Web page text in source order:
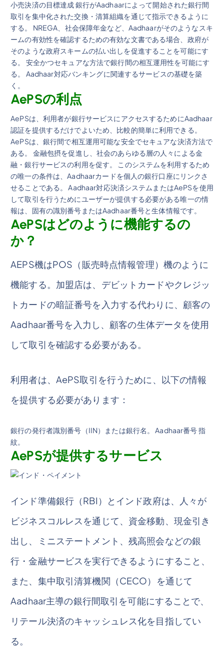
小売決済の目標達成 銀行がAadhaarによって開始された銀行間
取引を集中化された交換・清算組織を通じて指示できるように
する。 NREGA、社会保障年金など、Aadhaarがそのようなスキ
ームの有効性を確認するための有効な文書である場合、政府が
そのような政府スキームの払い出しを促進することを可能にす
る。 安全かつセキュアな方法で銀行間の相互運用性を可能にす
る。 Aadhaar対応バンキングに関連するサービスの基礎を築
く。
AePSの利点
AePSは、利用者が銀行サービスにアクセスするためにAadhaar
認証を提供するだけでよいため、比較的簡単に利用できる。
AePSは、銀行間で相互運用可能な安全でセキュアな決済方法で
ある。 金融包摂を促進し、社会のあらゆる層の人々による金
融・銀行サービスの利用を促す。 このシステムを利用するため
の唯一の条件は、Aadhaarカードを個人の銀行口座にリンクさ
せることである。 Aadhaar対応決済システムまたはAePSを使用
して取引を行うためにユーザーが提供する必要がある唯一の情
報は、固有の識別番号またはAadhaar番号と生体情報です。
AePSはどのように機能するの
か？
AEPS機はPOS（販売時点情報管理）機のように
機能する。加盟店は、デビットカードやクレジッ
トカードの暗証番号を入力する代わりに、顧客の
Aadhaar番号を入力し、顧客の生体データを使用
して取引を確認する必要がある。
利用者は、AePS取引を行うために、以下の情報
を提供する必要があります：
銀行の発行者識別番号（IIN）または銀行名。 Aadhaar番号 指
紋。
AePSが提供するサービス
インド準備銀行（RBI）とインド政府は、人々が
ビジネスコルレスを通じて、資金移動、現金引き
出し、ミニステートメント、残高照会などの銀
行・金融サービスを実行できるようにすること、
また、集中取引清算機関（CECO）を通じて
Aadhaar主導の銀行間取引を可能にすることで、
リテール決済のキャッシュレス化を目指してい
る。